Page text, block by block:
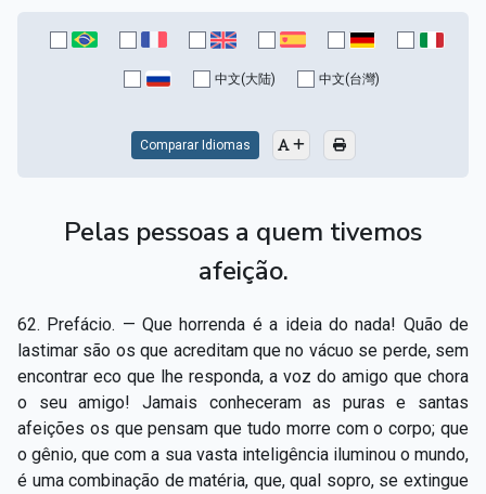
Capítulo XV — Fora da caridade não há salvação
Capítulo XVI — Não se pode servir a Deus e a
Capítulo XVII — Sede perfeitos
escolhidos
Capítulo XIX — A fé transporta montanhas
Capítulo XX — Os trabalhadores da última hora ▸
Capítulo XXI — Haverá falsos cristos e falsos
▸
Capítulo XXII — Não separareis o que Deus juntou ▸
Capítulo XXIII — Estranha moral ▸
中文(大陆) 中文(台灣)
Comparar Idiomas
Pelas pessoas a quem tivemos
afeição.
62. Prefácio. — Que horrenda é a ideia do nada! Quão de
lastimar são os que acreditam que no vácuo se perde, sem
encontrar eco que lhe responda, a voz do amigo que chora
o seu amigo! Jamais conheceram as puras e santas
afeições os que pensam que tudo morre com o corpo; que
o gênio, que com a sua vasta inteligência iluminou o mundo,
é uma combinação de matéria, que, qual sopro, se extingue